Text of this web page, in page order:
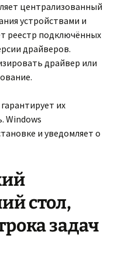
централизованный
устройствами и
реестр подключённых
драйверов.
драйвер или
их
Windows
и уведомляет о
стол,
задач